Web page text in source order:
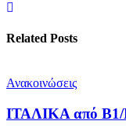
Related Posts
Ανακοινώσεις
ΙΤΑΛΙΚΑ από B1/